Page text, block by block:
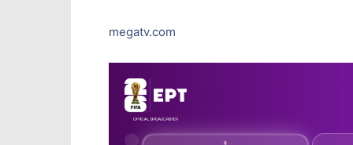
megatv.com